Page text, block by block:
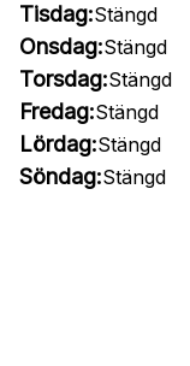
Tisdag:Stängd
Onsdag:Stängd
Torsdag:Stängd
Fredag:Stängd
Lördag:Stängd
Söndag:Stängd